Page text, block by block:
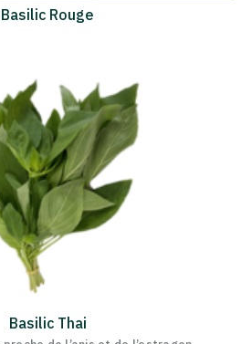
Basilic Rouge
Basilic Thai